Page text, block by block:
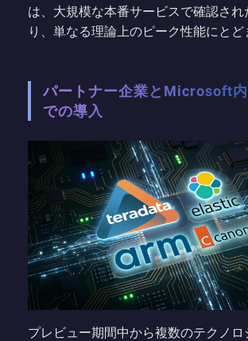
は、大規模な本番サービスで確認され
り、単なる理論上のピーク性能にとど
パートナー企業とMicrosoft
での導入
プレビュー期間中から複数のテクノロ